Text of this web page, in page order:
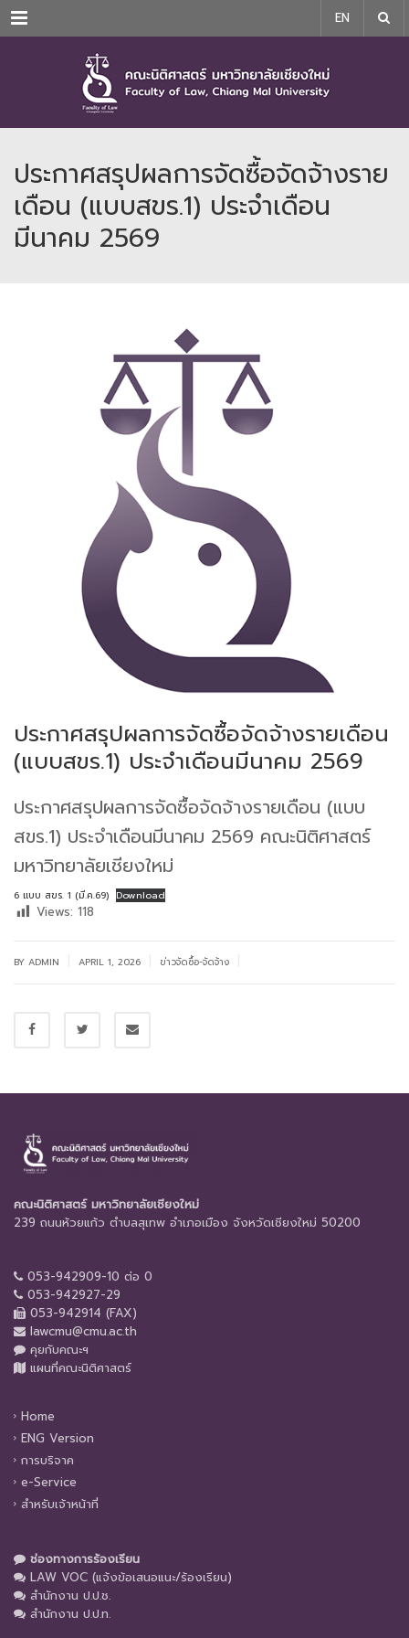
Menu EN
ประกาศสรุปผลการจัดซื้อจัดจ้างราย
เดือน (แบบสขร.1) ประจำเดือน
มีนาคม 2569
ประกาศสรุปผลการจัดซื้อจัดจ้างรายเดือน
(แบบสขร.1) ประจำเดือนมีนาคม 2569
ประกาศสรุปผลการจัดซื้อจัดจ้างรายเดือน (แบบ
สขร.1) ประจำเดือนมีนาคม 2569 คณะนิติศาสตร์
มหาวิทยาลัยเชียงใหม่
6 แบบ สขร. 1 (มี.ค.69) Download
Views: 118
BY ADMIN APRIL 1, 2026 ข่าวจัดซื้อ-จัดจ้าง
คณะนิติศาสตร์ มหาวิทยาลัยเชียงใหม่
239 ถนนห้วยแก้ว ตำบลสุเทพ อำเภอเมือง จังหวัดเชียงใหม่ 50200
053-942909-10 ต่อ 0
053-942927-29
053-942914 (FAX)
lawcmu@cmu.ac.th
คุยกับคณะฯ
แผนที่คณะนิติศาสตร์
Home
ENG Version
การบริจาค
e-Service
สำหรับเจ้าหน้าที่
ช่องทางการร้องเรียน
LAW VOC (แจ้งข้อเสนอแนะ/ร้องเรียน)
สำนักงาน ป.ป.ช.
สำนักงาน ป.ป.ท.